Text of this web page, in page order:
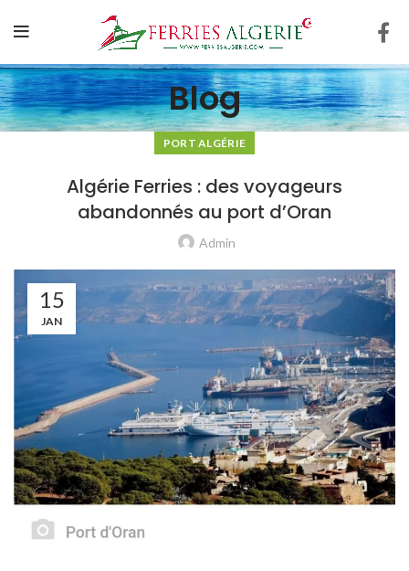
Blog
PORT ALGÉRIE
Algérie Ferries : des voyageurs
abandonnés au port d’Oran
Admin
15
JAN